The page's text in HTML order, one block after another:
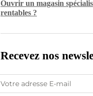
Ouvrir un magasin
rentables ?
Recevez nos